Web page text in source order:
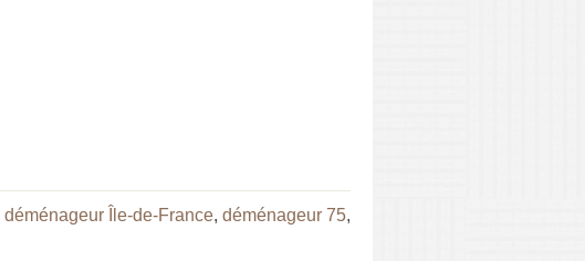
déménageur Île-de-France, déménageur 75,